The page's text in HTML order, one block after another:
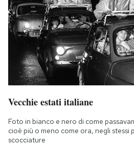
Vecchie estati italiane
Foto in bianco e nero di come
cioè più o meno come ora, negli stessi
scocciature